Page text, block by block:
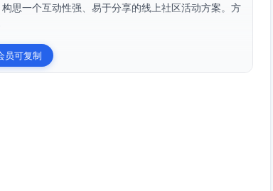
思一个互动性强、易于分享的线上社区活动方案。方
员可复制